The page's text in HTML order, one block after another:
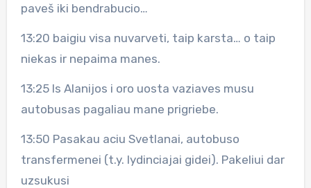
paveš iki bendrabucio…
13:20 baigiu visa nuvarveti, taip karsta… o taip
niekas ir nepaima manes.
13:25 Is Alanijos i oro uosta vaziaves musu
autobusas pagaliau mane prigriebe.
13:50 Pasakau aciu Svetlanai, autobuso
transfermenei (t.y. lydinciajai gidei). Pakeliui dar
uzsukusi